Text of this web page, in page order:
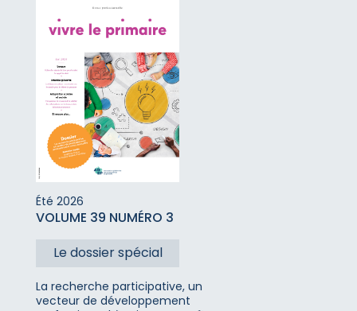
Été 2026
VOLUME 39 NUMÉRO 3
Le dossier spécial
La recherche participative, un
vecteur de développement